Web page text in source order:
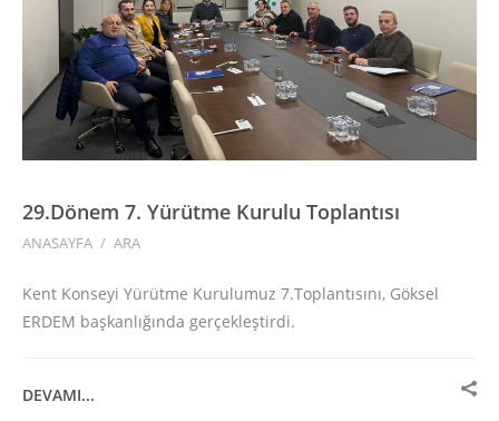
29.Dönem 7. Yürütme Kurulu Toplantısı
ANASAYFA / ARA
Kent Konseyi Yürütme Kurulumuz 7.Toplantısını, Göksel
ERDEM başkanlığında gerçekleştirdi.
DEVAMI...